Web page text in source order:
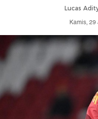
Lucas
Kamis,